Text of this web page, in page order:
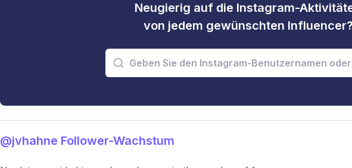
Neugierig auf die Instagram-
von jedem gewünschten Influencer?
@jvhahne Follower-Wachstum